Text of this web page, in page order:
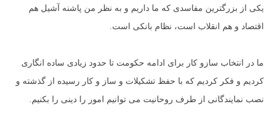
یکی از بزرگترین مفاسدی که ما داریم و به نظر من پاشنه آشیل هم
اقتصاد و هم انقلاب است، نظام بانکی است.
ما در انتخاب سازو کار برای ادامه حکومت تا حدود زیادی ساده انگاری
کردیم و فکر کردیم که با حفظ تشکیلات و ساز و کار رسیده از گذشته و
نصب نمایندگانی از طرف روحانیت می توانیم امور را دینی را بکنیم.